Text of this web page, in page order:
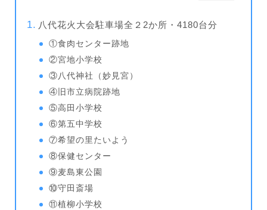
八代花火大会駐車場全２2か所・4180台分
①食肉センター跡地
②宮地小学校
③八代神社（妙見宮）
④旧市立病院跡地
⑤高田小学校
⑥第五中学校
⑦希望の里たいよう
⑧保健センター
⑨麦島東公園
⑩守田斎場
⑪植柳小学校